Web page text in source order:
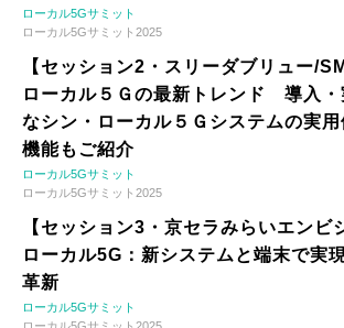
ローカル5Gサミット
ローカル5Gサミット2025
【セッション2・スリーダブリュー/
ローカル５Ｇの最新トレンド 導入・
なシン・ローカル５Ｇシステムの実
機能もご紹介
ローカル5Gサミット
ローカル5Gサミット2025
【セッション3・京セラみらいエンビ
ローカル5G：新システムと端末で実
革新
ローカル5Gサミット